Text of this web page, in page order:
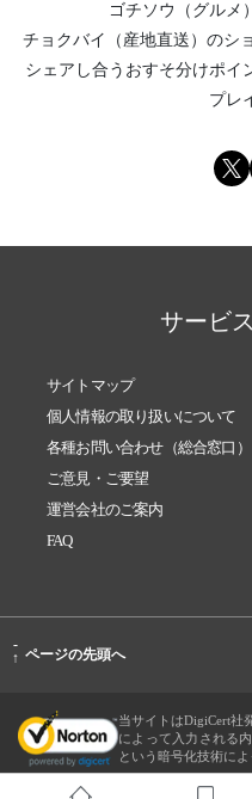
ゴチソウ（グルメ）
チョクバイ（産地直送） のシ
シェアし合う おすそ分けポイ
プレ
サービ
サイトマップ
個人情報の取り扱いについて
各種お問い合わせ（総合窓口）
ご意見・ご要望
運営会社のご案内
FAQ
-
↑ ページの先頭へ
当サイトはDigiCert社
によって入力される
という暗号化技術によ